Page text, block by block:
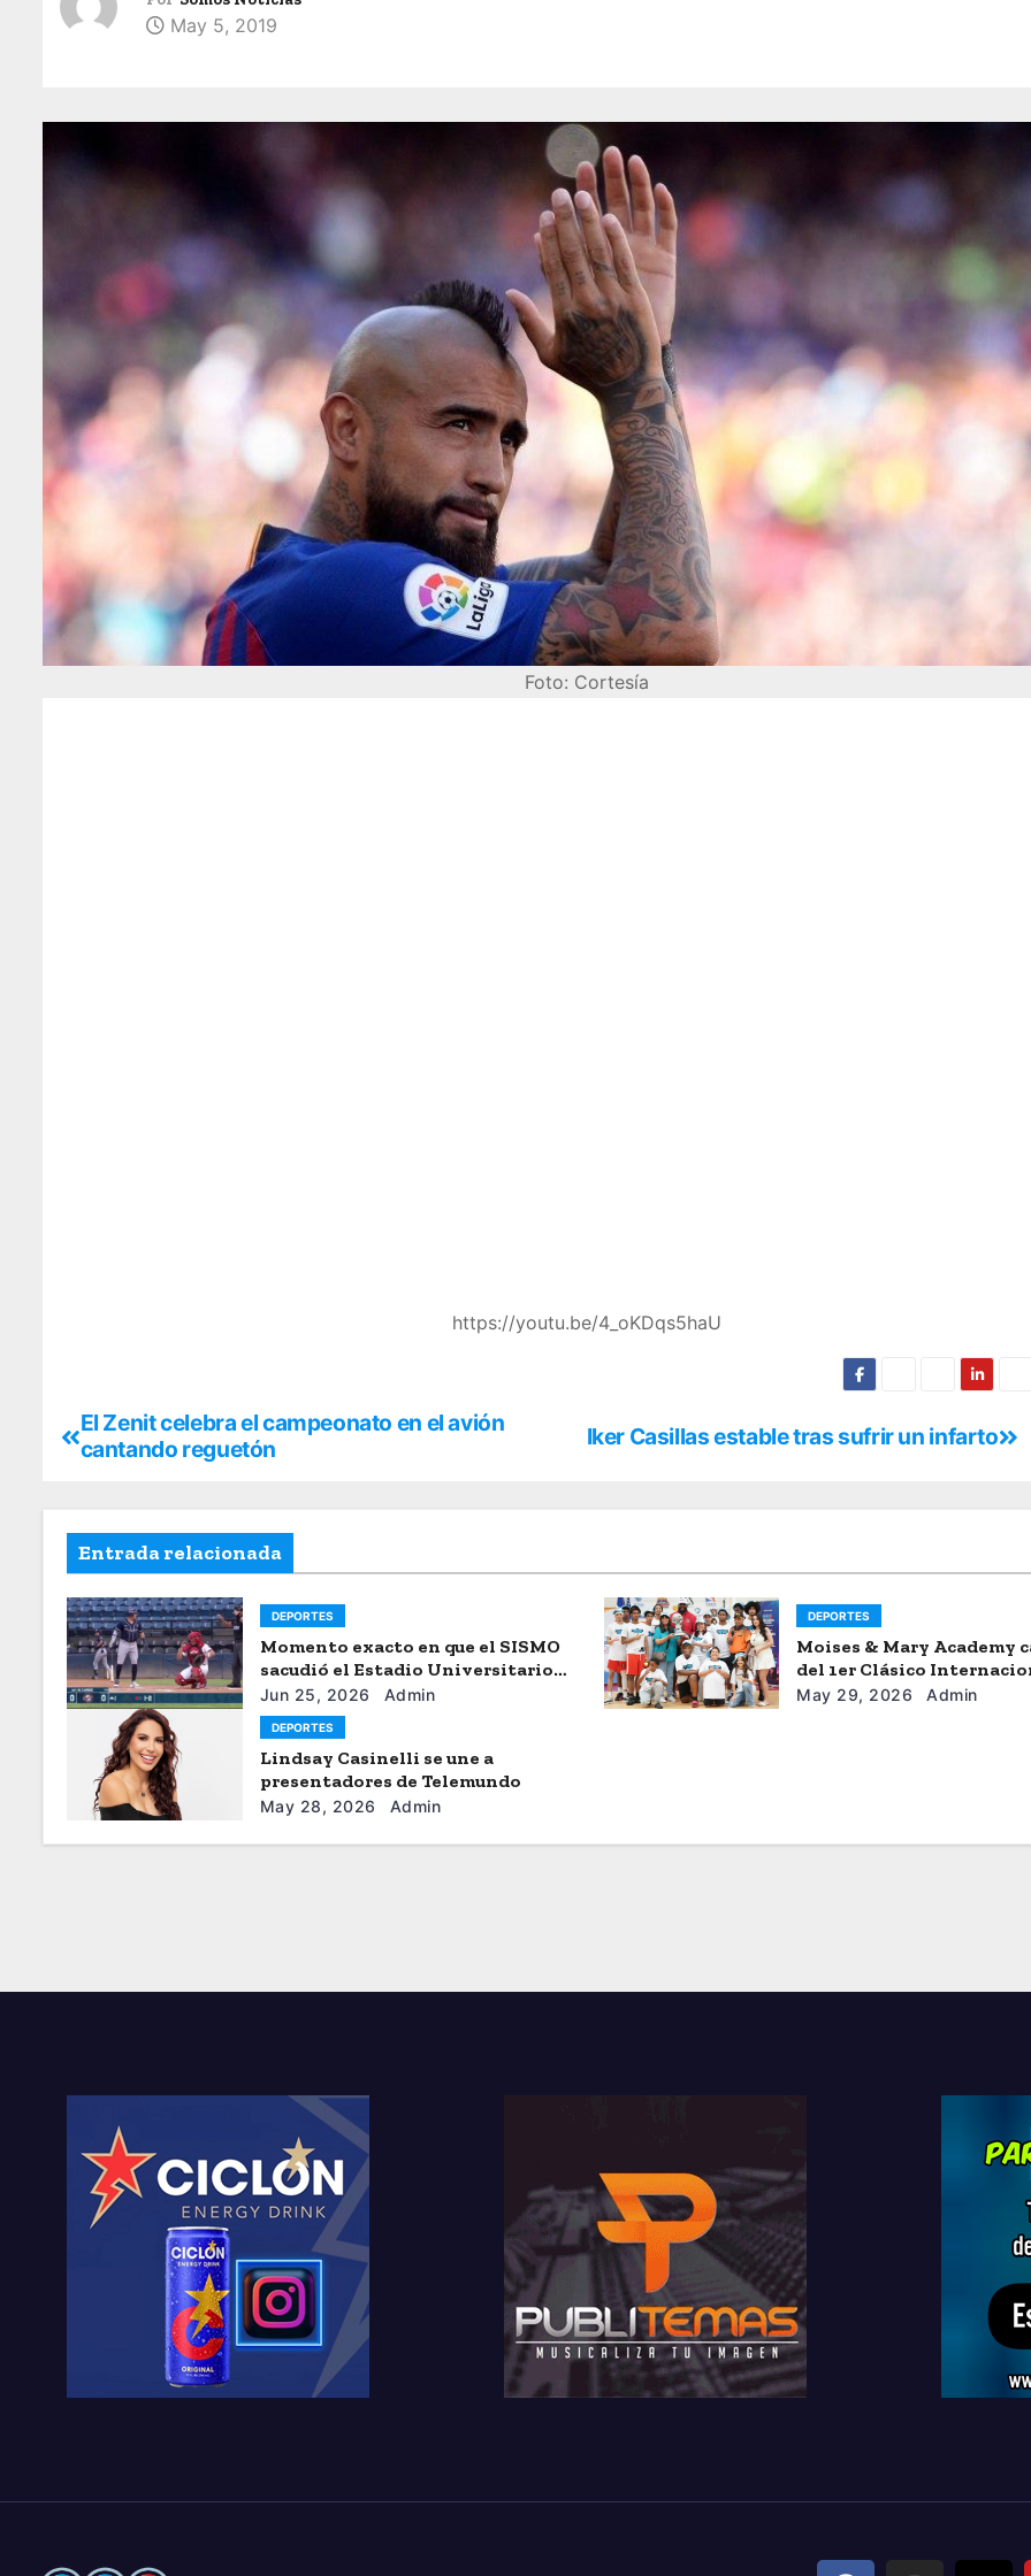
May 5, 2019
Foto: Cortesía
https://youtu.be/4_oKDqs5haU
Iker Casillas estable tras sufrir un infarto
El Zenit celebra el campeonato en el avión
cantando reguetón
Entrada relacionada
DEPORTES
Momento exacto en que el SISMO
sacudió el Estadio Universitario
de Caracas
Jun 25, 2026 Admin
DEPORTES
Moises & Mary Academy
del 1er Clásico
Ercilio-Tony-Astacio de la
May 29, 2026 Admin
DEPORTES
Lindsay Casinelli se une a
presentadores de Telemundo
May 28, 2026 Admin